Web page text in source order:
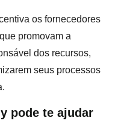
os fornecedores
promovam a
dos recursos,
seus processos
pode te ajudar